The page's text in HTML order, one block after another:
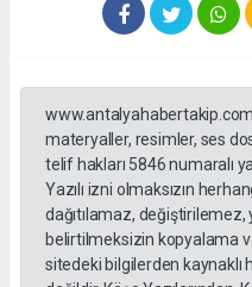
materyaller, resimler, ses
telif hakları 5846 numaralı
Yazılı izni olmaksızın
dağıtılamaz,
belirtilmeksizin kopyalama
sitedeki bilgilerden kaynaklı